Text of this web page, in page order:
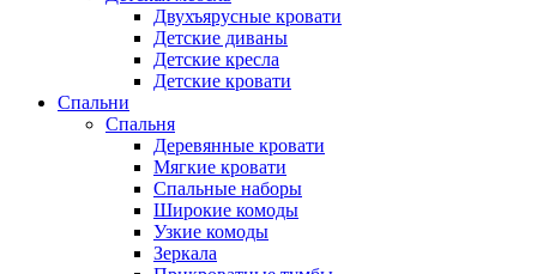
Двухъярусные кровати
Детские диваны
Детские кресла
Детские кровати
Спальни
Спальня
Деревянные кровати
Мягкие кровати
Спальные наборы
Широкие комоды
Узкие комоды
Зеркала